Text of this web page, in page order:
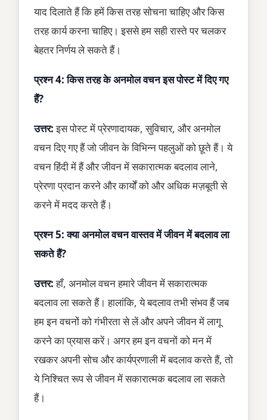
याद दिलाते हैं कि हमें किस तरह सोचना चाहिए और किस
तरह कार्य करना चाहिए। इससे हम सही रास्ते पर चलकर
बेहतर निर्णय ले सकते हैं।
प्रश्न 4: किस तरह के अनमोल वचन इस पोस्ट में दिए गए
हैं?
उत्तर:इस पोस्ट में प्रेरणादायक, सुविचार, और अनमोल
वचन दिए गए हैं जो जीवन के विभिन्न पहलुओं को छूते हैं। ये
वचन हिंदी में हैं और जीवन में सकारात्मक बदलाव लाने,
प्रेरणा प्रदान करने और कार्यों को और अधिक मज़बूती से
करने में मदद करते हैं।
प्रश्न 5: क्या अनमोल वचन वास्तव में जीवन में बदलाव ला
सकते हैं?
उत्तर:हाँ, अनमोल वचन हमारे जीवन में सकारात्मक
बदलाव ला सकते हैं। हालांकि, ये बदलाव तभी संभव हैं जब
हम इन वचनों को गंभीरता से लें और अपने जीवन में लागू
करने का प्रयास करें। अगर हम इन वचनों को मन में
रखकर अपनी सोच और कार्यप्रणाली में बदलाव करते हैं, तो
ये निश्चित रूप से जीवन में सकारात्मक बदलाव ला सकते
हैं।